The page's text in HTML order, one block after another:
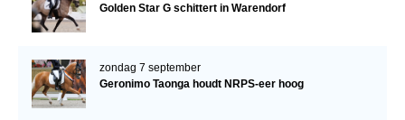
Golden Star G schittert in Warendorf
zondag 7 september
Geronimo Taonga houdt NRPS-eer hoog